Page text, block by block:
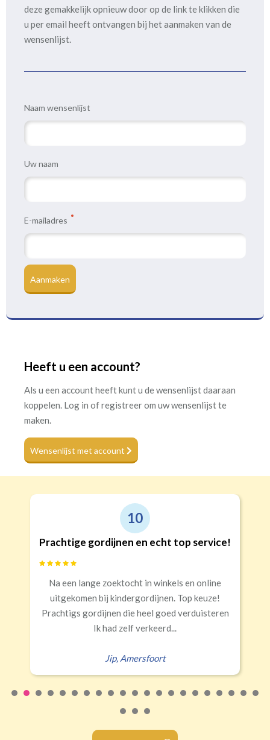
deze gemakkelijk opnieuw door op de link te klikken die
u per email heeft ontvangen bij het aanmaken van de
wensenlijst.
Naam wensenlijst
Uw naam
E-mailadres
Aanmaken
Heeft u een account?
Als u een account heeft kunt u de wensenlijst daaraan
koppelen. Log in of registreer om uw wensenlijst te
maken.
Wensenlijst met account
10
Prachtige gordijnen en echt top service!
Na een lange zoektocht in winkels en online
uitgekomen bij kindergordijnen. Top keuze!
Prachtigs gordijnen die heel goed verduisteren
Ik had zelf verkeerd...
Jip, Amersfoort